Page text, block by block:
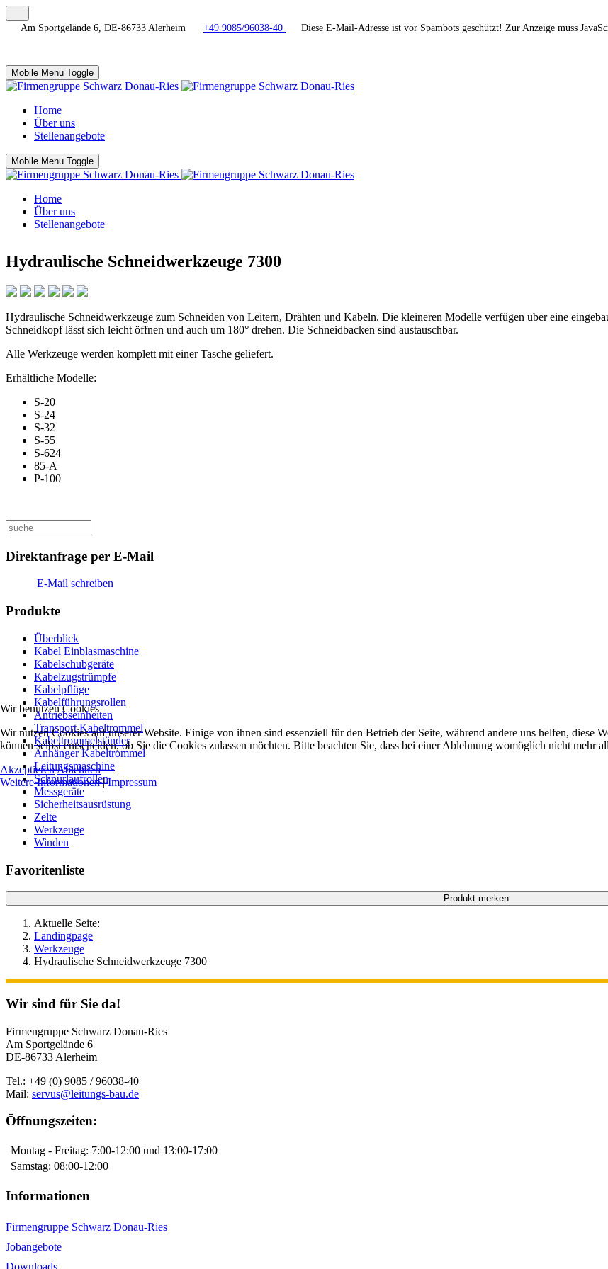
Am Sportgelände 6, DE-86733 Alerheim +49 9085/96038-40 Diese E-Mail-Adresse ist vor Spambots geschützt! Zur Anzeige muss
Mobile Menu Toggle
Home
Über uns
Stellenangebote
Mobile Menu Toggle
Home
Über uns
Stellenangebote
Hydraulische Schneidwerkzeuge 7300
Hydraulische Schneidwerkzeuge zum Schneiden von Leitern, Drähten und Kabeln. Die kleineren Modelle verfügen über eine
Schneidkopf lässt sich leicht öffnen und auch um 180° drehen. Die Schneidbacken sind austauschbar.
Alle Werkzeuge werden komplett mit einer Tasche geliefert.
Erhältliche Modelle:
S-20
S-24
S-32
S-55
S-624
85-A
P-100
Direktanfrage per E-Mail
E-Mail schreiben
Produkte
Überblick
Kabel Einblasmaschine
Kabelschubgeräte
Kabelzugstrümpfe
Kabelpflüge
Kabelführungsrollen
Antriebseinheiten
Transport Kabeltrommel
Kabeltrommelständer
Anhänger Kabeltrommel
Leitungsmaschine
Schnurlaufrollen
Messgeräte
Sicherheitsausrüstung
Zelte
Werkzeuge
Winden
Favoritenliste
Produkt merken
Aktuelle Seite:
Landingpage
Werkzeuge
Hydraulische Schneidwerkzeuge 7300
Wir sind für Sie da!
Firmengruppe Schwarz Donau-Ries
Am Sportgelände 6
DE-86733 Alerheim
Tel.: +49 (0) 9085 / 96038-40
Mail: servus@leitungs-bau.de
Öffnungszeiten:
Montag - Freitag: 7:00-12:00 und 13:00-17:00
Samstag: 08:00-12:00
Informationen
Firmengruppe Schwarz Donau-Ries
Jobangebote
Downloads
Wir benutzen Cookies
Wir nutzen Cookies auf unserer Website. Einige von ihnen sind essenziell für den Betrieb der Seite, während andere uns helfen, diese
können selbst entscheiden, ob Sie die Cookies zulassen möchten. Bitte beachten Sie, dass bei einer Ablehnung womöglich nicht mehr
AkzeptierenAblehnen
Weitere Informationen|Impressum